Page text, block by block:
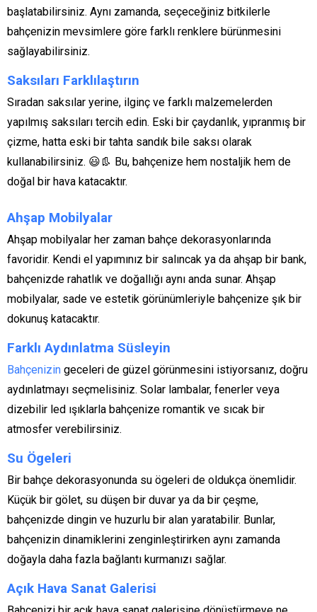
başlatabilirsiniz. Aynı zamanda, seçeceğiniz bitkilerle
bahçenizin mevsimlere göre farklı renklere bürünmesini
sağlayabilirsiniz.
Saksıları Farklılaştırın
Sıradan saksılar yerine, ilginç ve farklı malzemelerden
yapılmış saksıları tercih edin. Eski bir çaydanlık, yıpranmış bir
çizme, hatta eski bir tahta sandık bile saksı olarak
kullanabilirsiniz. 😃👢 Bu, bahçenize hem nostaljik hem de
doğal bir hava katacaktır.
Ahşap Mobilyalar
Ahşap mobilyalar her zaman bahçe dekorasyonlarında
favoridir. Kendi el yapımınız bir salıncak ya da ahşap bir bank,
bahçenizde rahatlık ve doğallığı aynı anda sunar. Ahşap
mobilyalar, sade ve estetik görünümleriyle bahçenize şık bir
dokunuş katacaktır.
Farklı Aydınlatma Süsleyin
Bahçenizin geceleri de güzel görünmesini istiyorsanız, doğru
aydınlatmayı seçmelisiniz. Solar lambalar, fenerler veya
dizebilir led ışıklarla bahçenize romantik ve sıcak bir
atmosfer verebilirsiniz.
Su Ögeleri
Bir bahçe dekorasyonunda su ögeleri de oldukça önemlidir.
Küçük bir gölet, su düşen bir duvar ya da bir çeşme,
bahçenizde dingin ve huzurlu bir alan yaratabilir. Bunlar,
bahçenizin dinamiklerini zenginleştirirken aynı zamanda
doğayla daha fazla bağlantı kurmanızı sağlar.
Açık Hava Sanat Galerisi